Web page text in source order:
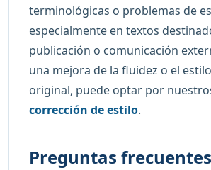
terminológicas o problemas de
especialmente en textos
publicación o comunicación
una mejora de la fluidez o el
original, puede optar por
corrección de estilo.
Preguntas